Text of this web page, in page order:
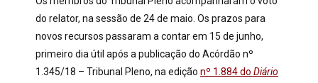
do relator, na sessão de 24 de maio. Os prazos para
novos recursos passaram a contar em 15 de junho,
primeiro dia útil após a publicação do Acórdão nº
1.345/18 – Tribunal Pleno, na edição nº 1.884 do Diário